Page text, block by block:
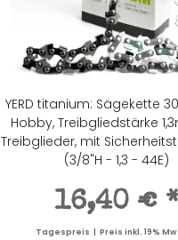
YERD titanium: Sägekette
Hobby, Treibgliedstärke
Treibglieder, mit
(3/8"H - 1,3 - 44E)
16,40 €
Tagespreis | Preis inkl. 19%